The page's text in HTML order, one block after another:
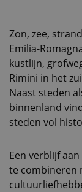
Zon, zee,
Emilia-
kustlijn,
Rimini in het
Naast steden
binnenland
steden vol
Een verblijf
te combineren